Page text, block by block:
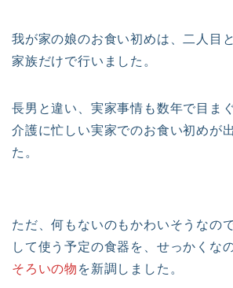
我が家の娘のお食い初めは、二人目
家族だけで行いました。
長男と違い、実家事情も数年で目ま
介護に忙しい実家でのお食い初めが
た。
ただ、何もないのもかわいそうなの
して使う予定の食器を、せっかくな
そろいの物 を新調しました。